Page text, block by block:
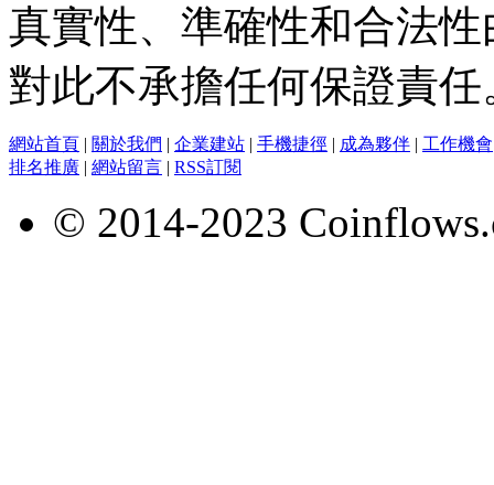
真實性、準確性和合法
對此不承擔任何保證責任
網站首頁 | 關於我們 | 企業建站 | 手機捷徑 | 成為夥伴 | 工作機會
排名推廣 | 網站留言 | RSS訂閱
© 2014-2023